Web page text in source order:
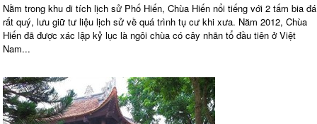
Nằm trong khu di tích lịch sử Phố Hiến, Chùa Hiến nổi tiếng với 2 tấm bia đá
rất quý, lưu giữ tư liệu lịch sử về quá trình tụ cư khi xưa. Năm 2012, Chùa
Hiến đã được xác lập kỷ lục là ngôi chùa có cây nhãn tổ đầu tiên ở Việt
Nam...